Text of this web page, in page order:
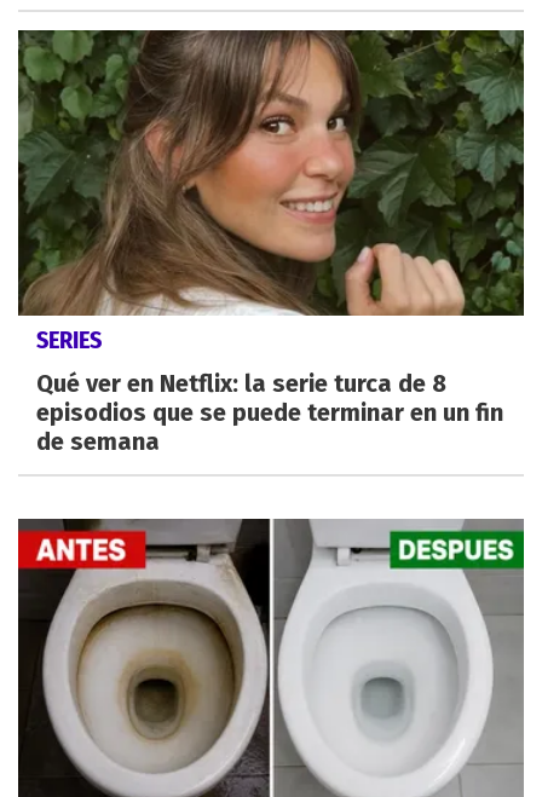
SERIES
Qué ver en Netflix: la serie turca de 8
episodios que se puede terminar en un fin
de semana